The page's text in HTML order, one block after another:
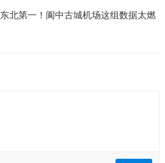
北第一！阆中古城机场这组数据太燃